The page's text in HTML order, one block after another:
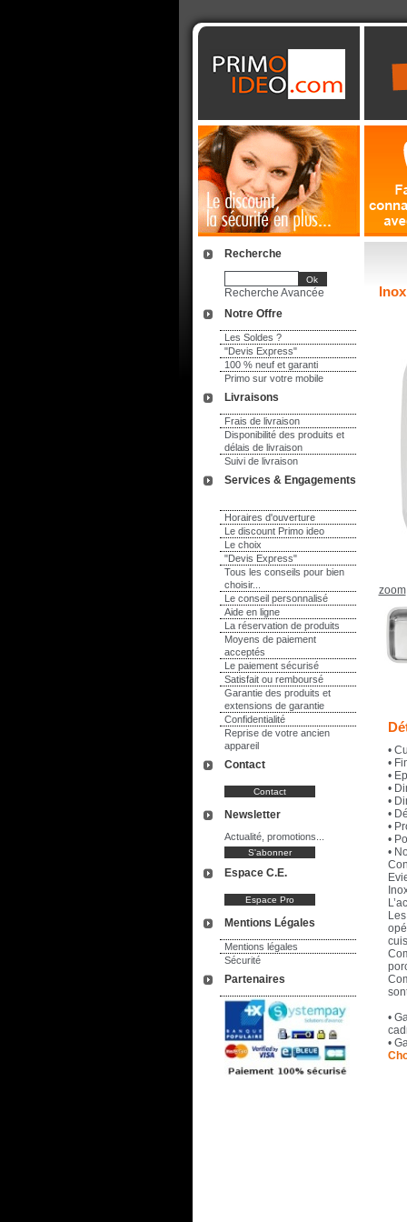
Notre Offre
Les Soldes ?
"Devis Express"
100 % neuf et garanti
Primo sur votre mobile
Livraisons
Frais de livraison
Disponibilité des produits et
délais de livraison
Suivi de livraison
Services & Engagements
Horaires d'ouverture
Le discount Primo ideo
Le choix
"Devis Express"
Tous les conseils pour bien
choisir...
Le conseil personnalisé
Aide en ligne
La réservation de produits
Moyens de paiement
acceptés
Le paiement sécurisé
Satisfait ou remboursé
Garantie des produits et
extensions de garantie
Confidentialité
Reprise de votre ancien
appareil
Recherche
Recherche Avancée
Contact
Newsletter
Actualité, promotions...
Espace C.E.
Mentions Légales
Mentions légales
Sécurité
Partenaires
Inox
zoom
•
•
•
•
•
•
•
•
•
•
•